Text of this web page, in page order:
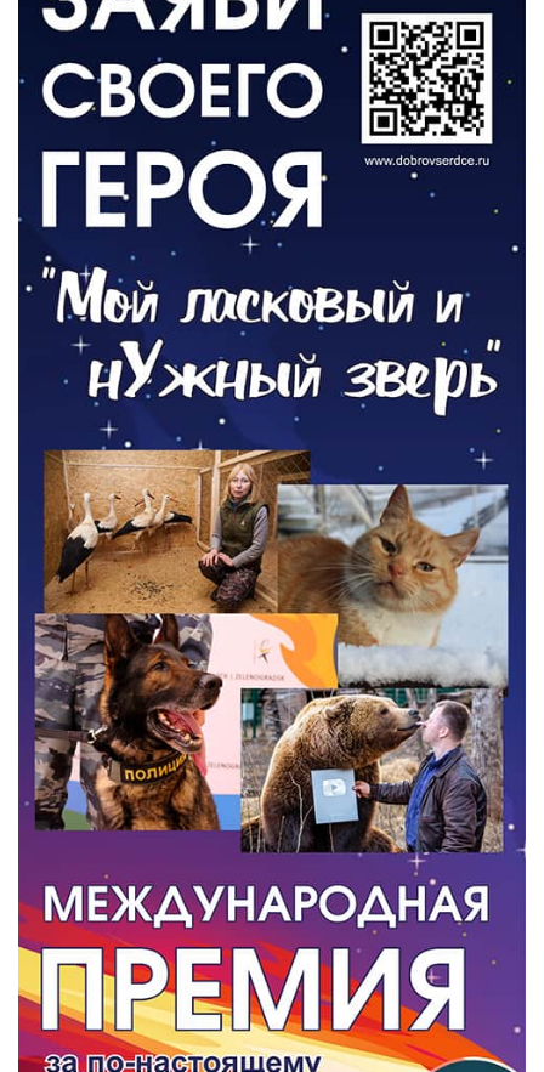
«Второй старт» для ветеранов СВО
РАЗЪЯСНЯЕМ
Контракт с новой выплатой
05.08.2026